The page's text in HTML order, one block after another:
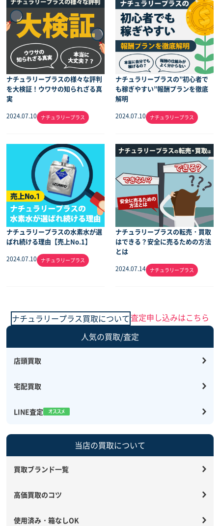
ナチュラリープラスの様々な評判
を大検証！ウワサの知られざる真
実
2024.07.10 ナチュラリープラス
ナチュラリープラスの”初心者で
も稼ぎやすい”報酬プランを徹底
解明
2024.07.10 ナチュラリープラス
ナチュラリープラスの水素水が選
ばれ続ける理由【売上No.1】
2024.07.10 ナチュラリープラス
ナチュラリープラスの転売・買取
はできる？安全に売るための方法
とは
2024.07.14 ナチュラリープラス
ナチュラリープラス買取について査定申し込みはこちら
人気の買取/査定
店頭買取
宅配買取
LINE査定
当店の買取について
買取ブランド一覧
高価買取のコツ
使用済み・箱なしOK